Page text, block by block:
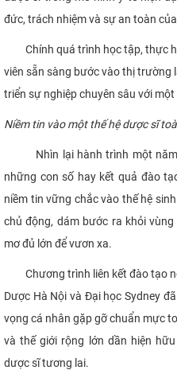
đức, trách nhiệm và sự an toàn
Chính quá trình học tập, thực
viên sẵn sàng bước vào thị trường
triển sự nghiệp chuyên sâu với
Niềm tin vào một thế hệ dược sĩ
Nhìn lại hành trình một năm
những con số hay kết quả đào
niềm tin vững chắc vào thế hệ
chủ động, dám bước ra khỏi
mơ đủ lớn để vươn xa.
Chương trình liên kết đào tạo
Dược Hà Nội và Đại học Sydney
vọng cá nhân gặp gỡ chuẩn mực
và thế giới rộng lớn dần hiện
dược sĩ tương lai.